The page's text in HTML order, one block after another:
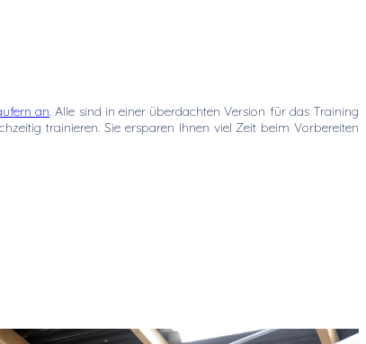
an. Alle sind in einer überdachten Version für das Training
trainieren. Sie ersparen Ihnen viel Zeit beim Vorbereiten